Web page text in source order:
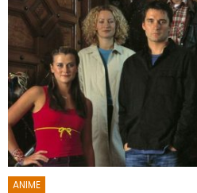
ANIME